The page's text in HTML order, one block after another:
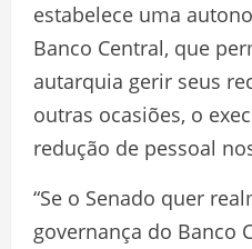
estabelece uma
Banco Central, que
autarquia gerir seus
outras ocasiões, o
redução de pessoal
“Se o Senado quer
governança do Banco